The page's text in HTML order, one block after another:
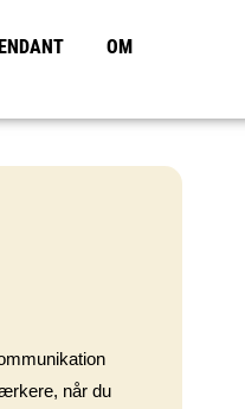
OM
når du